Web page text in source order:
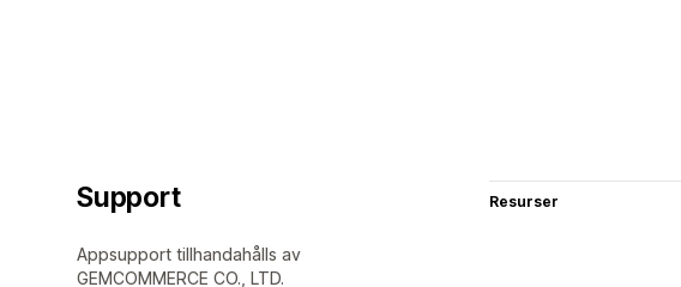
Support
Appsupport tillhandahålls av
GEMCOMMERCE CO., LTD.
Resurser